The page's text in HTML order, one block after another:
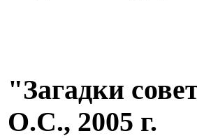
"Загадки
О.С., 2005 г.